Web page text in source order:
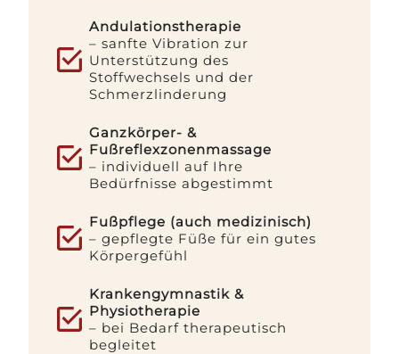
Andulationstherapie
– sanfte Vibration zur
Unterstützung des
Stoffwechsels und der
Schmerzlinderung
Ganzkörper- &
Fußreflexzonenmassage
– individuell auf Ihre
Bedürfnisse abgestimmt
Fußpflege (auch medizinisch)
– gepflegte Füße für ein gutes
Körpergefühl
Krankengymnastik &
Physiotherapie
– bei Bedarf therapeutisch
begleitet